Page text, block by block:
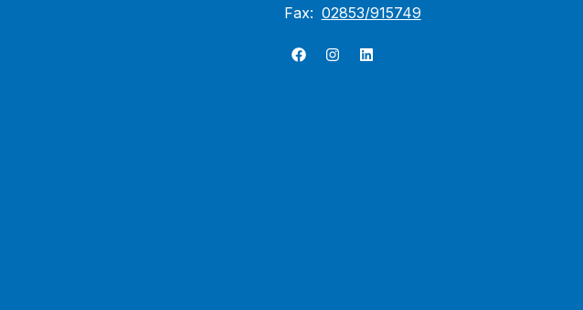
Fax: 02853/915749